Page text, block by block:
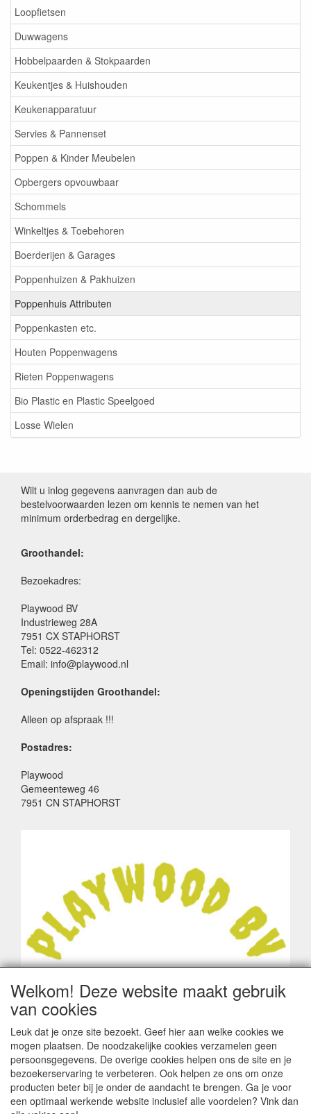
Loopfietsen
Duwwagens
Hobbelpaarden & Stokpaarden
Keukentjes & Huishouden
Keukenapparatuur
Servies & Pannenset
Poppen & Kinder Meubelen
Opbergers opvouwbaar
Schommels
Winkeltjes & Toebehoren
Boerderijen & Garages
Poppenhuizen & Pakhuizen
Poppenhuis Attributen
Poppenkasten etc.
Houten Poppenwagens
Rieten Poppenwagens
Bio Plastic en Plastic Speelgoed
Losse Wielen
Wilt u inlog gegevens aanvragen dan aub de
bestelvoorwaarden lezen om kennis te nemen van het
minimum orderbedrag en dergelijke.
Groothandel:
Bezoekadres:
Playwood BV
Industrieweg 28A
7951 CX STAPHORST
Tel: 0522-462312
Email: info@playwood.nl
Openingstijden Groothandel:
Alleen op afspraak !!!
Postadres:
Playwood
Gemeenteweg 46
7951 CN STAPHORST
Welkom! Deze website maakt gebruik
van cookies
Leuk dat je onze site bezoekt. Geef hier aan welke cookies we
mogen plaatsen. De noodzakelijke cookies verzamelen geen
persoonsgegevens. De overige cookies helpen ons de site en je
bezoekerservaring te verbeteren. Ook helpen ze ons om onze
producten beter bij je onder de aandacht te brengen. Ga je voor
een optimaal werkende website inclusief alle voordelen? Vink dan